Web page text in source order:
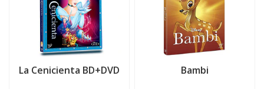
La Cenicienta BD+DVD Bambi